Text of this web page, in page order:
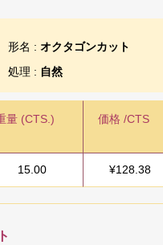
形名 : オクタゴンカット
処理 : 自然
量 (CTS.) 価格 /CTS
15.00 ¥128.38